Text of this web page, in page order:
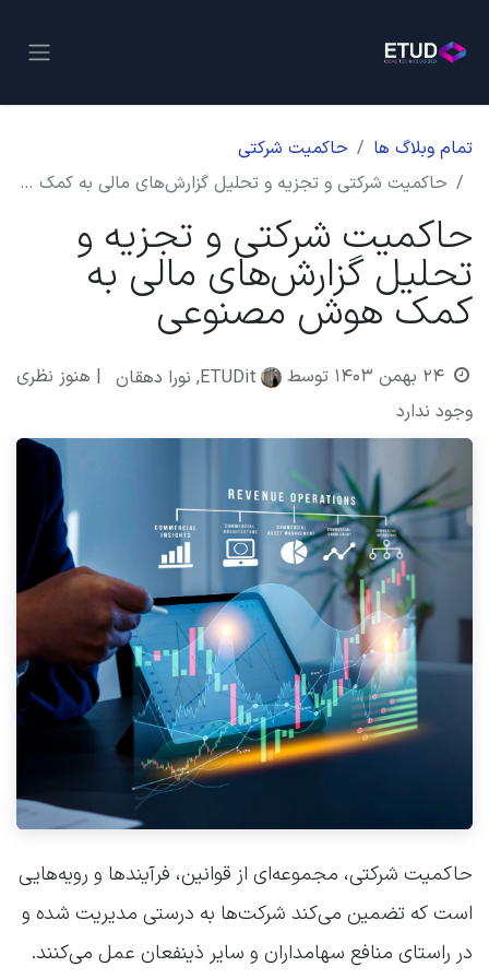
تمام وبلاگ ها
حاکمیت شرکتی
حاکمیت شرکتی و تجزیه و تحلیل گزارش‌های مالی به کمک هوش مصنوعی
حاکمیت شرکتی و تجزیه و
تحلیل گزارش‌های مالی به
کمک هوش مصنوعی
۲۴ بهمن ۱۴۰۳ توسط ETUDit, نورا دهقان
| هنوز نظری
وجود ندارد
حاکمیت شرکتی، مجموعه‌ای از قوانین، فرآیندها و رویه‌هایی
است که تضمین می‌کند شرکت‌ها به درستی مدیریت شده و
در راستای منافع سهامداران و سایر ذینفعان عمل می‌کنند.